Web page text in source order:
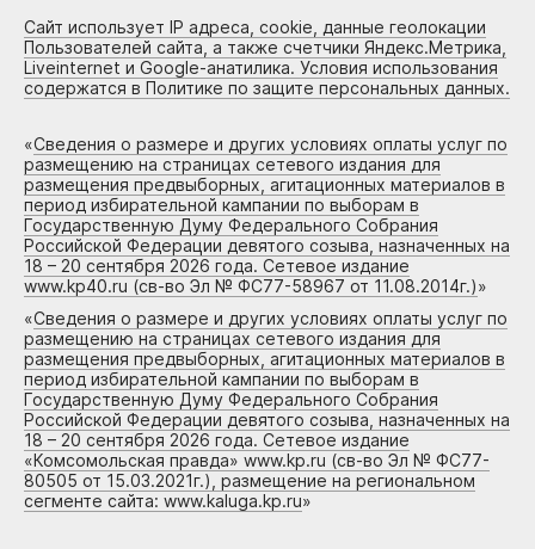
Сайт использует IP адреса, cookie, данные геолокации
Пользователей сайта, а также счетчики Яндекс.Метрика,
Liveinternet и Google-анатилика. Условия использования
содержатся в Политике по защите персональных данных.
«Сведения о размере и других условиях оплаты услуг по
размещению на страницах сетевого издания для
размещения предвыборных, агитационных материалов в
период избирательной кампании по выборам в
Государственную Думу Федерального Собрания
Российской Федерации девятого созыва, назначенных на
18 – 20 сентября 2026 года. Сетевое издание
www.kp40.ru (св-во Эл № ФС77-58967 от 11.08.2014г.)»
«Сведения о размере и других условиях оплаты услуг по
размещению на страницах сетевого издания для
размещения предвыборных, агитационных материалов в
период избирательной кампании по выборам в
Государственную Думу Федерального Собрания
Российской Федерации девятого созыва, назначенных на
18 – 20 сентября 2026 года. Сетевое издание
«Комсомольская правда» www.kp.ru (св-во Эл № ФС77-
80505 от 15.03.2021г.), размещение на региональном
сегменте сайта: www.kaluga.kp.ru»